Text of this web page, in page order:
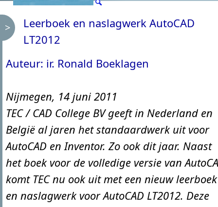
Leerboek en naslagwerk AutoCAD
LT2012
Auteur: ir. Ronald Boeklagen
Nijmegen, 14 juni 2011
TEC / CAD College BV geeft in Nederland en
België al jaren het standaardwerk uit voor
AutoCAD en Inventor. Zo ook dit jaar. Naast
het boek voor de volledige versie van
komt TEC nu ook uit met een nieuw leerboek
en naslagwerk voor AutoCAD LT2012. Deze